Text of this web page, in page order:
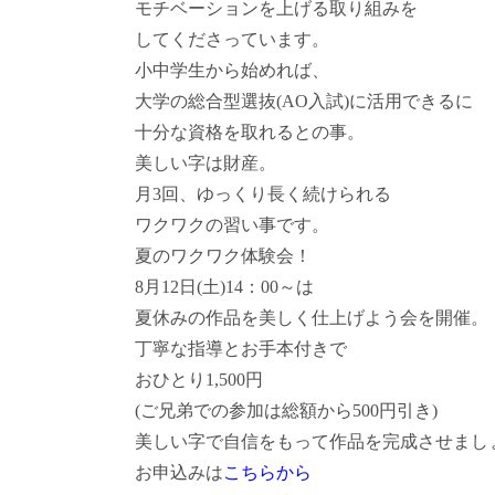
モチベーションを上げる取り組みを
してくださっています。
小中学生から始めれば、
大学の総合型選抜(AO入試)に活用できるに
十分な資格を取れるとの事。
美しい字は財産。
月3回、ゆっくり長く続けられる
ワクワクの習い事です。
夏のワクワク体験会！
8月12日(土)14：00～は
夏休みの作品を美しく仕上げよう会を開催。
丁寧な指導とお手本付きで
おひとり1,500円
(ご兄弟での参加は総額から500円引き)
美しい字で自信をもって作品を完成させまし
お申込みはこちらから